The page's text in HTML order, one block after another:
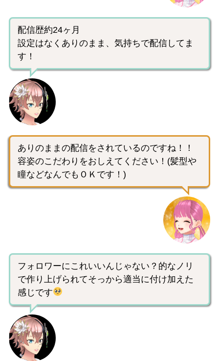
配信歴約24ヶ月
設定はなくありのまま、気持ちで配信してま
す！
ありのままの配信をされているのですね！！
容姿のこだわりをおしえてください！(髪型や
瞳などなんでもＯＫです！)
フォロワーにこれいいんじゃない？的なノリ
で作り上げられてそっから適当に付け加えた
感じです